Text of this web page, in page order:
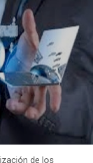
de los